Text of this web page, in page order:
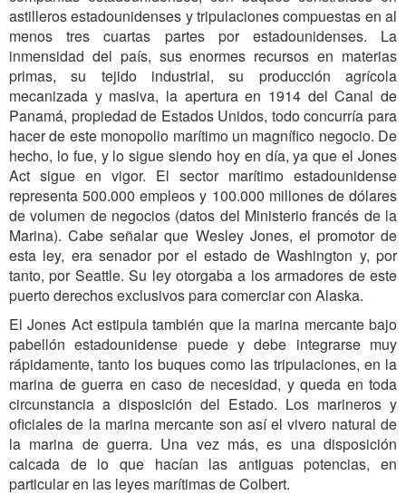
astilleros estadounidenses y tripulaciones compuestas en al
menos tres cuartas partes por estadounidenses. La
inmensidad del país, sus enormes recursos en materias
primas, su tejido industrial, su producción agrícola
mecanizada y masiva, la apertura en 1914 del Canal de
Panamá, propiedad de Estados Unidos, todo concurría para
hacer de este monopolio marítimo un magnífico negocio. De
hecho, lo fue, y lo sigue siendo hoy en día, ya que el Jones
Act sigue en vigor. El sector marítimo estadounidense
representa 500.000 empleos y 100.000 millones de dólares
de volumen de negocios (datos del Ministerio francés de la
Marina). Cabe señalar que Wesley Jones, el promotor de
esta ley, era senador por el estado de Washington y, por
tanto, por Seattle. Su ley otorgaba a los armadores de este
puerto derechos exclusivos para comerciar con Alaska.
El Jones Act estipula también que la marina mercante bajo
pabellón estadounidense puede y debe integrarse muy
rápidamente, tanto los buques como las tripulaciones, en la
marina de guerra en caso de necesidad, y queda en toda
circunstancia a disposición del Estado. Los marineros y
oficiales de la marina mercante son así el vivero natural de
la marina de guerra. Una vez más, es una disposición
calcada de lo que hacían las antiguas potencias, en
particular en las leyes marítimas de Colbert.